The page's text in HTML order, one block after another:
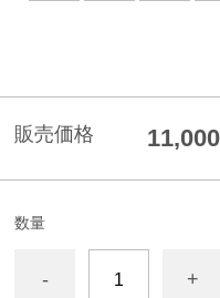
販売価格
数量
- +